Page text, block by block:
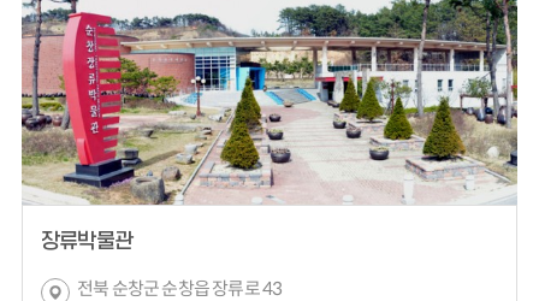
장류박물관
전북 순창군 순창읍 장류로 43